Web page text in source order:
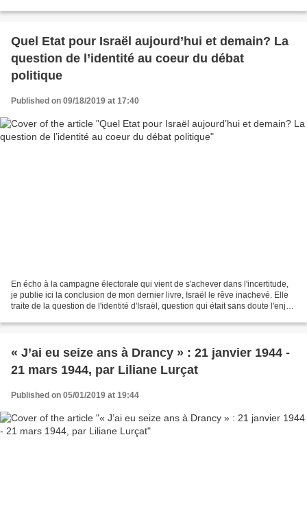
Quel Etat pour Israël aujourd’hui et demain? La
question de l’identité au coeur du débat
politique
Published on 09/18/2019 at 17:40
En écho à la campagne électorale qui vient de s'achever dans l'incertitude,
je publie ici la conclusion de mon dernier livre, Israël le rêve inachevé. Elle
traite de la question de l'identité d'Israël, question qui était sans doute l'enjeu
« J’ai eu seize ans à Drancy » : 21 janvier 1944 -
21 mars 1944, par Liliane Lurçat
Published on 05/01/2019 at 19:44